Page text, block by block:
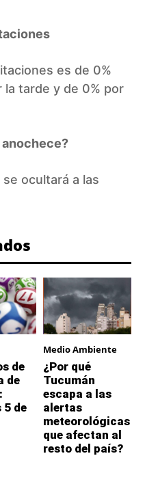
es de 0%
la tarde y de 0% por
anochece?
ocultará a las
de
de
5 de
Medio Ambiente
¿Por qué
Tucumán
escapa a las
alertas
meteorológicas
que afectan al
resto del país?